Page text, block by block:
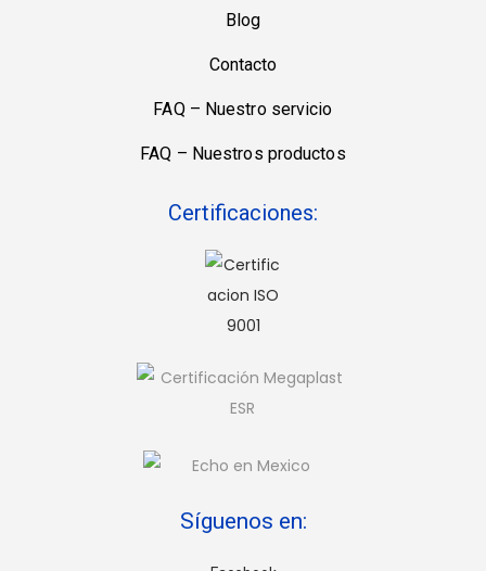
Blog
Contacto
FAQ – Nuestro servicio
FAQ – Nuestros productos
Certificaciones:
Síguenos en: